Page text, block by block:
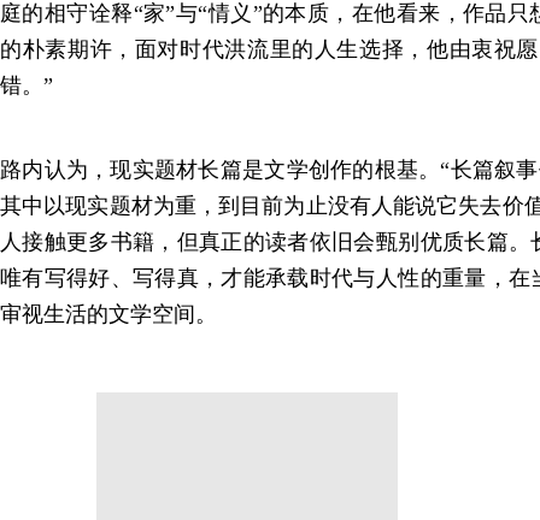
庭的相守诠释“家”与“情义”的本质，在他看来，作品
的朴素期许，面对时代洪流里的人生选择，他由衷祝
错。”
路内认为，现实题材长篇是文学创作的根基。“长篇叙
其中以现实题材为重，到目前为止没有人能说它失去价
人接触更多书籍，但真正的读者依旧会甄别优质长篇
唯有写得好、写得真，才能承载时代与人性的重量，
审视生活的文学空间。